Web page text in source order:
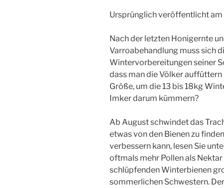
Ursprünglich veröffentlicht am
Nach der letzten Honigernte
Varroabehandlung muss sich
Wintervorbereitungen seiner
dass man die Völker
Größe, um die 13 bis 18kg
Imker darum kümmern?
Ab August schwindet das
etwas von den Bienen zu
verbessern kann, lesen Sie
oftmals mehr Pollen als
schlüpfenden Winterbienen
sommerlichen Schwestern.